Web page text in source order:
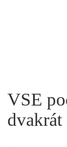
VSE
dvakrát